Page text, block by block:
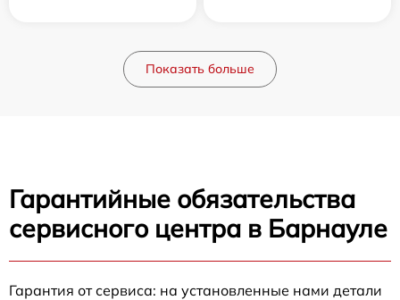
Показать больше
Гарантийные обязательства
сервисного центра в Барнауле
Гарантия от сервиса: на установленные нами детали